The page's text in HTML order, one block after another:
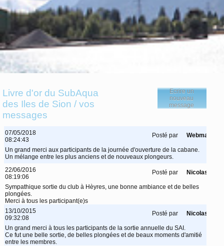
Livre d'or du SubAqua
des Iles de Sion / vos
messages
Ecrire un
nouveau
message
07/05/2018
08:24:43
Posté par Webmaster
Un grand merci aux participants de la journée d'ouverture de la cabane.
Un mélange entre les plus anciens et de nouveaux plongeurs.
22/06/2016
08:19:06
Posté par Nicolas
Sympathique sortie du club à Hèyres, une bonne ambiance et de belles
plongées.
Merci à tous les participant(e)s
13/10/2015
09:32:08
Posté par Nicolas
Un grand merci à tous les participants de la sortie annuelle du SAI.
Ce fut une belle sortie, de belles plongées et de beaux moments d'amitié
entre les membres.